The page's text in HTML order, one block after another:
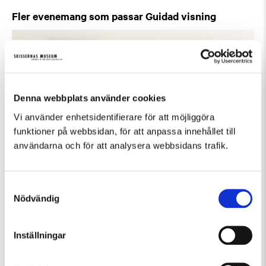
Denna webbplats använder cookies
Vi använder enhetsidentifierare för att möjliggöra
funktioner på webbsidan, för att anpassa innehållet till
användarna och för att analysera webbsidans trafik.
Nödvändig
Inställningar
Fler evenemang som passar Guidad visning
Fredag 7 Augusti Kl 12:30
Guidad visning